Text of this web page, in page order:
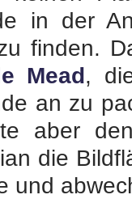
in der
finden.
Mead,
an zu
aber
die
und